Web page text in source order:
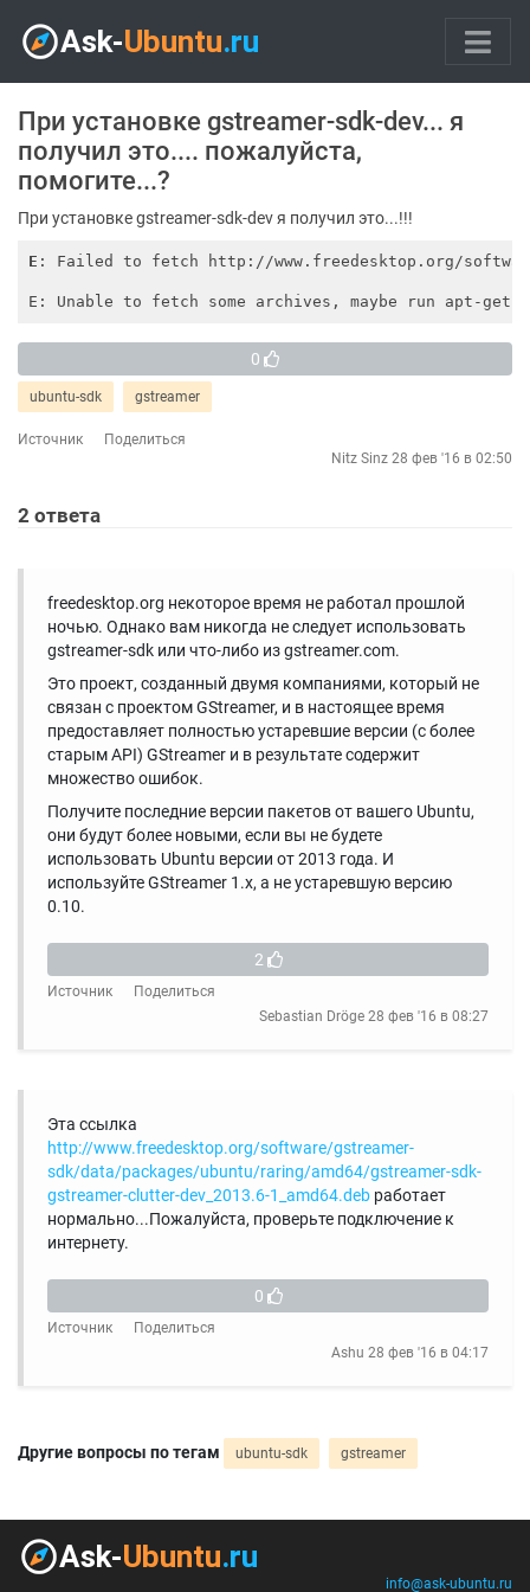
При установке gstreamer-sdk-dev... я
получил это.... пожалуйста,
помогите...?
При установке gstreamer-sdk-dev я получил это...!!!
E : Failed to fetch http://www.freedesktop.org/
E: Unable to fetch some archives, maybe run apt-get
0
ubuntu-sdk gstreamer
Источник
Поделиться
Nitz Sinz 28 фев '16 в 02:50
2 ответа
freedesktop.org некоторое время не работал прошлой
ночью. Однако вам никогда не следует использовать
gstreamer-sdk или что-либо из gstreamer.com.
Это проект, созданный двумя компаниями, который не
связан с проектом GStreamer, и в настоящее время
предоставляет полностью устаревшие версии (с более
старым API) GStreamer и в результате содержит
множество ошибок.
Получите последние версии пакетов от вашего Ubuntu,
они будут более новыми, если вы не будете
использовать Ubuntu версии от 2013 года. И
используйте GStreamer 1.x, а не устаревшую версию
0.10.
2
Источник
Поделиться
Sebastian Dröge 28 фев '16 в 08:27
Эта ссылка
http://www.freedesktop.org/software/gstreamer-
sdk/data/packages/ubuntu/raring/amd64/gstreamer-sdk-
gstreamer-clutter-dev_2013.6-1_amd64.deb работает
нормально...Пожалуйста, проверьте подключение к
интернету.
0
Источник
Поделиться
Ashu 28 фев '16 в 04:17
Другие вопросы по тегам ubuntu-sdk gstreamer
info@ask-ubuntu.ru